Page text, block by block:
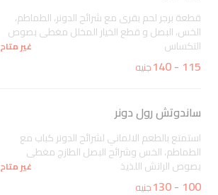
قطعة برجر لحم بقرى مع شرائح الدونر، الطماطم،
الخس، البصل و قطع الخيار المخلل مغطى بصوص
التكساس غير متاح
115 - 140 جنيه
ساندوتش رول دونر
استمتع بالطعم الالماني لشرائح الدونر كباب مع
الطماطم، الخس وشرائح البصل الطازج مغطى
بصوص الرانش اللذيذ غير متاح
100 - 130 جنيه